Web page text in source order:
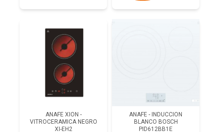
ANAFE XION -
VITROCERAMICA NEGRO
XI-EH2
ANAFE - INDUCCION
BLANCO BOSCH
PID612BB1E